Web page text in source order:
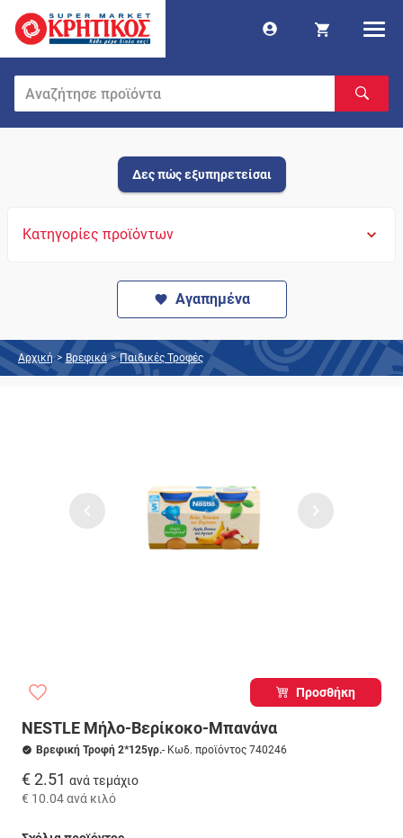
Δες πώς εξυπηρετείσαι
Κατηγορίες προϊόντων
Αγαπημένα
Αρχική > Βρεφικά > Παιδικές Τροφές
Προσθήκη
NESTLE Μήλο-Βερίκοκο-Μπανάνα
Βρεφική Τροφή 2*125γρ.- Κωδ. προϊόντος 740246
€ 2.51 ανά τεμάχιο
€ 10.04ανά κιλό